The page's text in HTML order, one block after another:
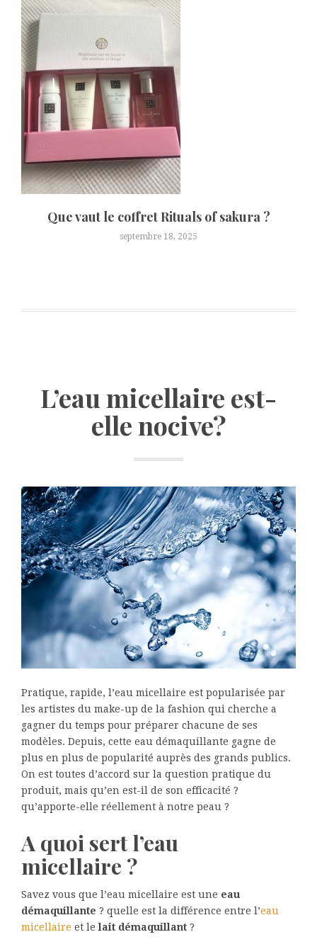
Que vaut le coffret Rituals of sakura ?
septembre 18, 2025
L’eau micellaire est-
elle nocive?
Pratique, rapide, l’eau micellaire est popularisée par
les artistes du make-up de la fashion qui cherche a
gagner du temps pour préparer chacune de ses
modèles. Depuis, cette eau démaquillante gagne de
plus en plus de popularité auprès des grands publics.
On est toutes d’accord sur la question pratique du
produit, mais qu’en est-il de son efficacité ?
qu’apporte-elle réellement à notre peau ?
A quoi sert l’eau
micellaire ?
Savez vous que l’eau micellaire est une eau
démaquillante ? quelle est la différence entre l’eau
micellaire et lelait démaquillant ?